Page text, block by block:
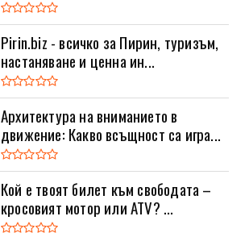
Pirin.biz - всичко за Пирин, туризъм,
настаняване и ценна ин...
Архитектура на вниманието в
движение: Какво всъщност са игра...
Кой е твоят билет към свободата –
кросовият мотор или ATV? ...